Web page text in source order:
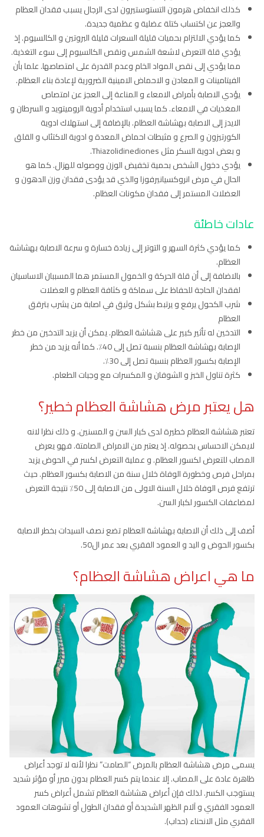
كذلك انخفاض هرمون التستوستيرون لدى الرجال يسبب فقدان العظام
والعجز عن اكتساب كتلة عضلية و عظمية جديدة.
كما يؤدي الالتزام بحميات قليلة السعرات قليلة البروتين و الكالسيوم. إذ
يؤدي قلة التعرض لاشعة الشمس ونقص الكالسيوم إلى سوء التغذية.
مما يؤدي إلى نقص المواد الخام وعدم القدرة على امتصاصها. علما بأن
الفيتامينات و المعادن و الاحماض الامينية الضرورية لإعادة بناء العظام.
يؤدي الاصابة بأمراض الامعاء و المناعة إلى العجز عن امتصاص
المغذيات في الامعاء. كما يسبب استخدام أدوية الروميتويد و السرطان و
الايدز إلى الاصابة بهشاشة العظام. بالإضافة إلى استهلاك ادوية
الكورتيزون و الصرع و مثبطات احماض المعدة و ادوية الاكتئاب و القلق
و بعض ادوية السكر مثل Thiazolidinediones.
يؤدي دخول الشخص بحمية تخفيض الوزن ووصوله للهزال. كما هو
الحال في مرض انروكسيانيرفوزا والذي قد يؤدى فقدان وزن الدهون و
العضلات المستمر إلى فقدان مكونات العظام.
عادات خاطئة
كما يؤدي كثرة السهر و التوتر إلى زيادة خسارة و سرعة الاصابة بهشاشة
العظام.
بالاضافة إلى أن قلة الحركة و الخمول المستمر هما المسببان الاساسيان
لفقدان الحاجة للحفاظ على سماكة و كثافة العظام و العضلات
شرب الكحول يرفع و يرتبط بشكل وثيق في اصابة من يشرب بترقق
العظام
التدخين له تأثير كبير على هشاشة العظام. يمكن أن يزيد التدخين من خطر
الإصابة بهشاشة العظام بنسبة تصل إلى 40٪. كما أنه يزيد من خطر
الإصابة بكسور العظام بنسبة تصل إلى 30٪.
كثرة تناول الخبز و الشوفان و المكسرات مع وجبات الطعام.
هل يعتبر مرض هشاشة العظام خطير؟
تعتبر هشاشة العظام خطيرة لدى كبار السن و المسنين. و ذلك نظرا لانه
لايمكن الاحساس بحصوله. إذ يعتبر من الامراض الصامتة. فهو يعرض
المصاب للتعرض لكسور العظام. و عملية التعرض لكسر في الحوض يزيد
بمراحل فرص وخطورة الوفاة خلال سنة من الاصابة بكسور العظام. حيث
ترتفع فرص الوفاة خلال السنة الاولى من الاصابة إلى 50٪ نتيجة التعرض
لمضاعفات الكسور لكبار السن.
أضف إلى ذلك أن الاصابة بهشاشة العظام تضع نصف السيدات بخطر الاصابة
بكسور الحوض و اليد و العمود الفقري بعد عمر ال50.
ما هي اعراض هشاشة العظام؟
يسمى مرض هشاشة العظام بالمرض “الصامت” نظرا لأنه لا توجد أعراض
ظاهرة عادة على المصاب. إلا عندما يتم كسر العظام بدون مبرر أو مؤثر شديد
يستوجب الكسر. لذلك فإن أعراض هشاشة العظام تشمل أعراض كسر
العمود الفقري و آلام الظهر الشديدة أو فقدان الطول أو تشوهات العمود
الفقري مثل الانحناء (حداب).